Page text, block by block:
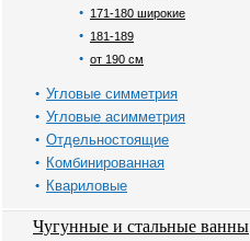
171-180 широкие
181-189
от 190 см
Угловые симметрия
Угловые асимметрия
Отдельностоящие
Комбинированная
Квариловые
Чугунные и стальные ванны